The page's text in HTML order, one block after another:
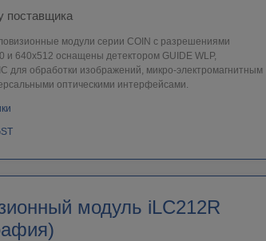
поставщика
модули серии COIN с разрешениями
и 640х512 оснащены детектором GUIDE WLP,
для обработки изображений, микро-электромагнитным
оптическими интерфейсами.
модуль iLC212R